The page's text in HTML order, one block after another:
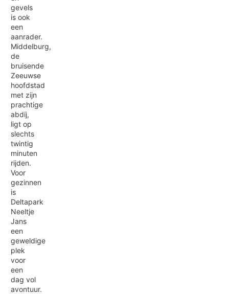
gevels
is ook
een
aanrader.
Middelburg,
de
bruisende
Zeeuwse
hoofdstad
met zijn
prachtige
abdij,
ligt op
slechts
twintig
minuten
rijden.
Voor
gezinnen
is
Deltapark
Neeltje
Jans
een
geweldige
plek
voor
een
dag vol
avontuur.